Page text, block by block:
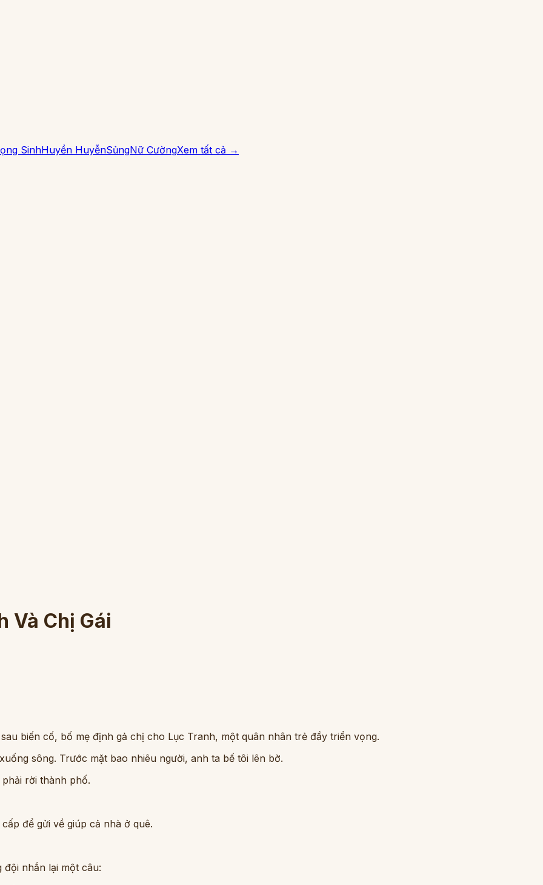
SinhHuyền HuyễnSủngNữ CườngXem tất cả →
Và Chị Gái
biến cố, bố mẹ định gả chị cho Lục Tranh, một quân nhân trẻ đầy triển vọng.
sông. Trước mặt bao nhiêu người, anh ta bế tôi lên bờ.
rời thành phố.
để gửi về giúp cả nhà ở quê.
nhắn lại một câu: